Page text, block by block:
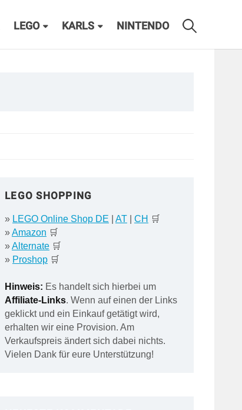
LEGO KARLS NINTENDO
LEGO SHOPPING
» LEGO Online Shop DE AT| CH 🛒
»Amazon 🛒
»Alternate🛒
» Proshop🛒
Hinweis: Es handelt sich hierbei um
Affiliate-Links. Wenn auf einen der Links
geklickt und ein Einkauf getätigt wird,
erhalten wir eine Provision. Am
Verkaufspreis ändert sich dabei nichts.
Vielen Dank für eure Unterstützung!